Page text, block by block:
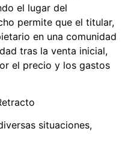
el lugar del
permite que el titular,
en una comunidad
tras la venta inicial,
el precio y los gastos
situaciones,